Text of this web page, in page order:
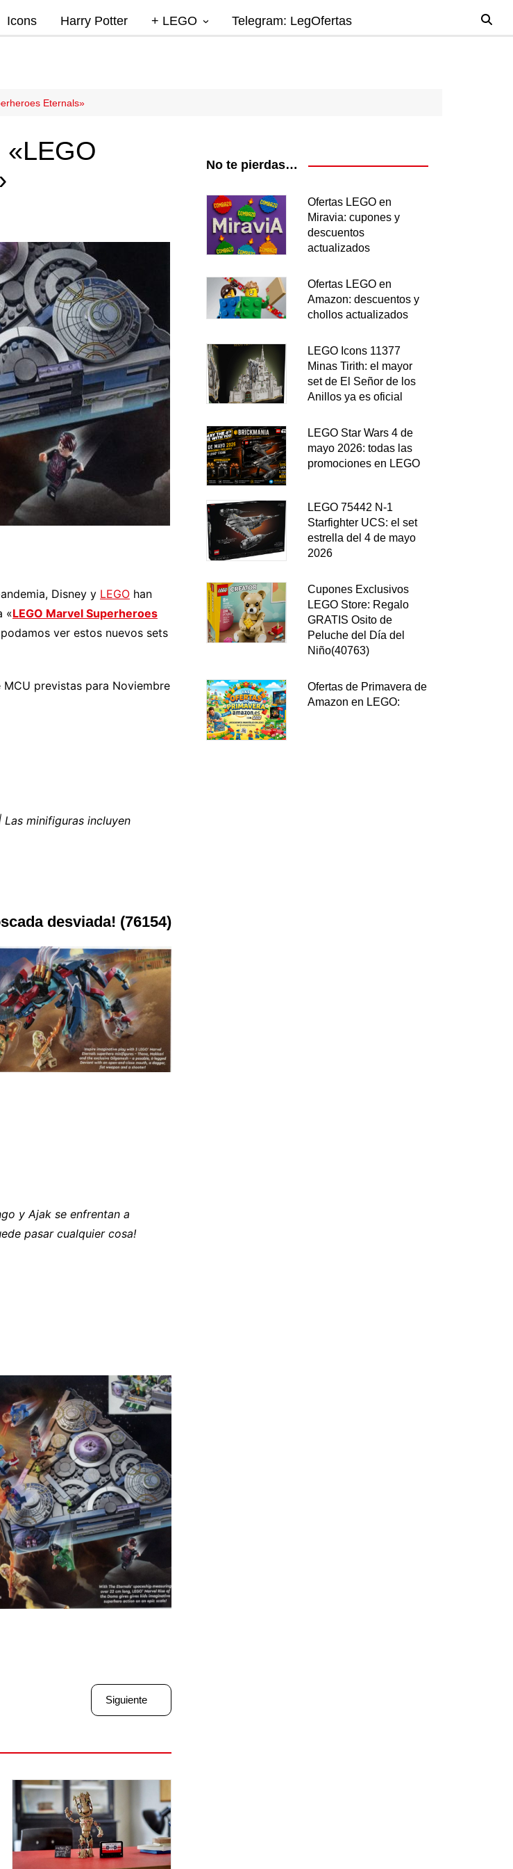
Icons Harry Potter + LEGO
Promociones
Telegram: LegOfertas
Eternals»
«LEGO
Disney y LEGO han
«LEGO Marvel Superheroes
ver estos nuevos sets
previstas para Noviembre
minifiguras incluyen
desviada! (76154)
y Ajak se enfrentan a
pasar cualquier cosa!
Siguiente
No te pierdas…
Ofertas LEGO en
Miravia: cupones y
descuentos
actualizados
Ofertas LEGO en
Amazon: descuentos y
chollos actualizados
LEGO Icons 11377
Minas Tirith: el mayor
set de El Señor de los
Anillos ya es oficial
LEGO Star Wars 4 de
mayo 2026: todas las
promociones en LEGO
LEGO 75442 N-1
Starfighter UCS: el set
estrella del 4 de mayo
2026
Cupones Exclusivos
LEGO Store: Regalo
GRATIS Osito de
Peluche del Día del
Niño(40763)
Ofertas de Primavera de
Amazon en LEGO: